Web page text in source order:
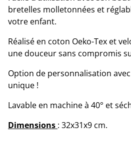
bretelles molletonnées et
votre enfant.
Réalisé en coton Oeko-Tex et
une douceur sans compromis
Option de personnalisation
unique !
Lavable en machine à 40° et
Dimensions : 32x31x9 cm.